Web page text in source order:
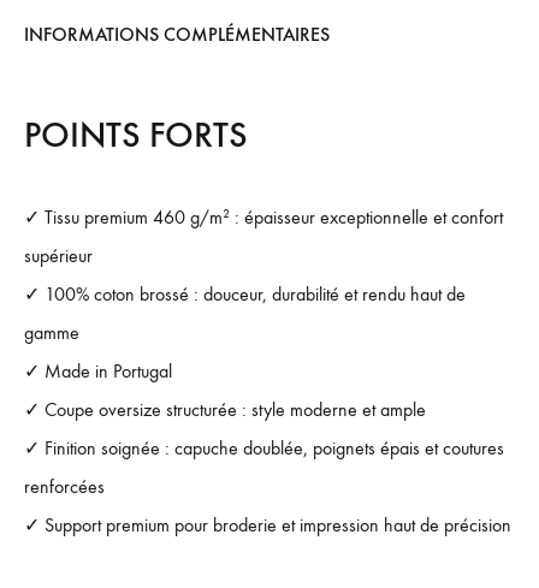
INFORMATIONS COMPLÉMENTAIRES
POINTS FORTS
✓ Tissu premium 460 g/m² : épaisseur exceptionnelle et confort
supérieur
✓ 100% coton brossé : douceur, durabilité et rendu haut de
gamme
✓ Made in Portugal
✓ Coupe oversize structurée : style moderne et ample
✓ Finition soignée : capuche doublée, poignets épais et coutures
renforcées
✓ Support premium pour broderie et impression haut de précision